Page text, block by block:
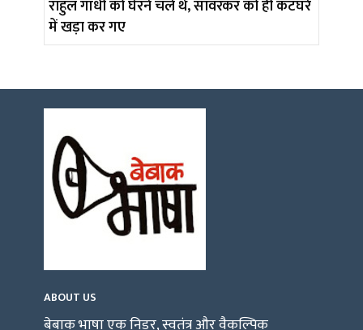
राहुल गांधी को घेरने चले थे, सावरकर को ही कटघरे
में खड़ा कर गए
ABOUT US
बेबाक भाषा एक निडर, स्वतंत्र और वैकल्पिक